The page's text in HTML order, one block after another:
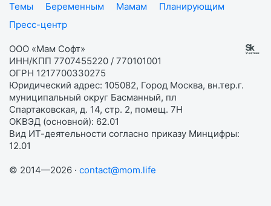
Темы
Беременным Мамам
Планирующим
Пресс-центр
ООО «Мам Софт»
ИНН/КПП 7707455220 / 770101001
ОГРН 1217700330275
Юридический адрес: 105082, Город Москва, вн.тер.г.
муниципальный округ Басманный, пл
Спартаковская, д. 14, стр. 2, помещ. 7Н
ОКВЭД (основной): 62.01
Вид ИТ-деятельности согласно приказу Минцифры:
12.01
© 2014—2026 · contact@mom.life